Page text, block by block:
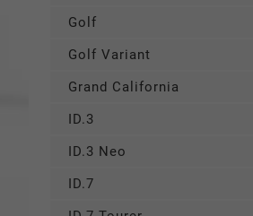
Golf
Golf Variant
Grand California
ID.3
ID.3 Neo
ID.7